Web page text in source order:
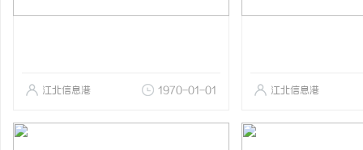
江北信息港 1970-01-01 江北信息港